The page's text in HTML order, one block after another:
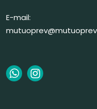
E-mail: